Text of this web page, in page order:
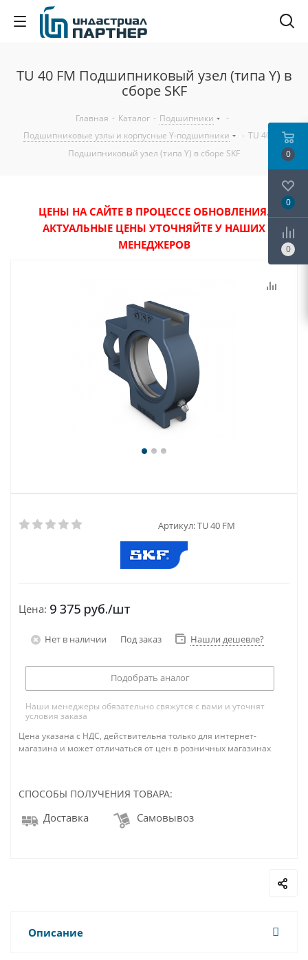
TU 40 FM Подшипниковый узел (типа Y) в
сборе SKF
Главная - Каталог - Подшипники
-
Подшипниковые узлы и корпусные Y-подшипники
- TU 40 FM
Подшипниковый узел (типа Y) в сборе SKF
ЦЕНЫ НА САЙТЕ В ПРОЦЕССЕ ОБНОВЛЕНИЯ.
АКТУАЛЬНЫЕ ЦЕНЫ УТОЧНЯЙТЕ У НАШИХ
МЕНЕДЖЕРОВ
Артикул:TU 40 FM
Цена: 9 375 руб./шт
Нет в наличии Под заказ Нашли дешевле?
Подобрать аналог
Наши менеджеры обязательно свяжутся с вами и уточнят
условия заказа
Цена указана с НДС, действительна только для интернет-
магазина и может отличаться от цен в розничных магазинах
СПОСОБЫ ПОЛУЧЕНИЯ ТОВАРА:
Доставка Самовывоз
Описание
0
0
0